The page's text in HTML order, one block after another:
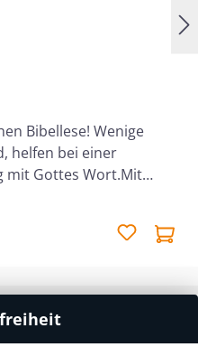
5 von 5 Sternen
Bibellese! Wenige
helfen bei einer
mit Gottes Wort.Mit